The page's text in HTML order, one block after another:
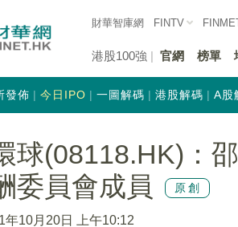
財華智庫網 FINTV
港股100強 官網 榜單
發佈 今日IPO 一圖解碼 港股解碼 A股
球(08118.HK)：
委員會成員
原創
年10月20日 上午10:12